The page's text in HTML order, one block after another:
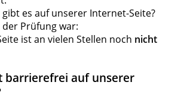
es auf unserer Internet-Seite?
der Prüfung war:
ist an vielen Stellen noch nicht
barrierefrei auf unserer